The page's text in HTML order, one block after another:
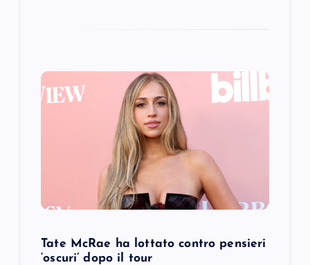
Tate McRae ha lottato contro pensieri
‘oscuri’ dopo il tour